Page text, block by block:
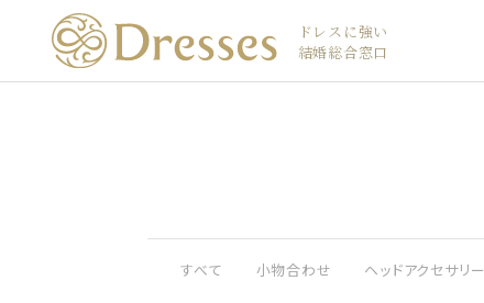
ドレスに強い
結婚総合窓口
すべて 小物合わせ ヘッドアクセサリー